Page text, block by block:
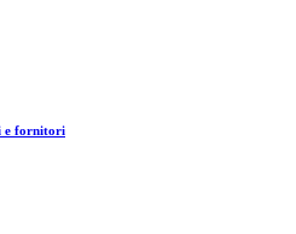
e fornitori